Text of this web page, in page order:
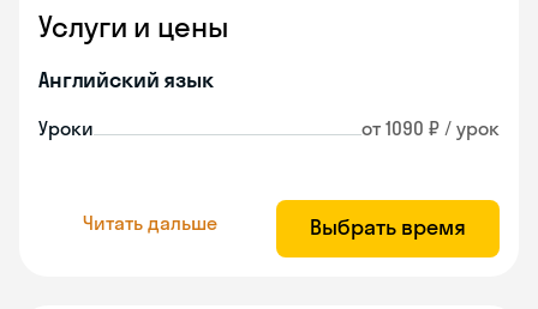
Услуги и цены
Английский язык
Уроки от 1090 ₽ / урок
Читать дальше Выбрать время